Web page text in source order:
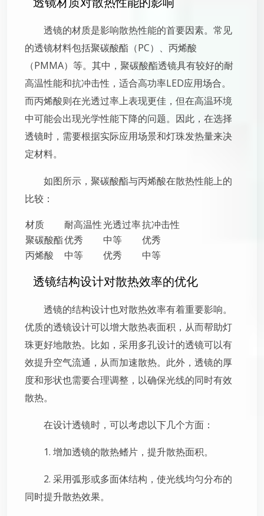
透镜的材质是影响散热性能的首要因素。常见
的透镜材料包括聚碳酸酯（PC）、丙烯酸
（PMMA）等。其中，聚碳酸酯透镜具有较好的耐
高温性能和抗冲击性，适合高功率LED应用场合。
而丙烯酸则在光透过率上表现更佳，但在高温环境
中可能会出现光学性能下降的问题。因此，在选择
透镜时，需要根据实际应用场景和灯珠发热量来决
定材料。
如图所示，聚碳酸酯与丙烯酸在散热性能上的
比较：
材质
耐高温性光透过率抗冲击性
聚碳酸酯优秀 中等
优秀
丙烯酸
中等 优秀 中等
透镜结构设计对散热效率的优化
透镜的结构设计也对散热效率有着重要影响。
优质的透镜设计可以增大散热表面积，从而帮助灯
珠更好地散热。比如，采用多孔设计的透镜可以有
效提升空气流通，从而加速散热。此外，透镜的厚
度和形状也需要合理调整，以确保光线的同时有效
散热。
在设计透镜时，可以考虑以下几个方面：
1. 增加透镜的散热鳍片，提升散热面积。
2. 采用弧形或多面体结构，使光线均匀分布的
同时提升散热效果。